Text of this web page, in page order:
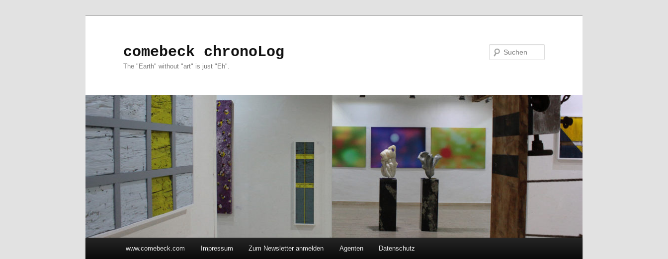
comebeck chronoLog
The "Earth" without "art" is just "Eh".
Zum Inhalt wechseln
Zum sekundären Inhalt wechseln
www.comebeck.com Impressum Zum Newsletter anmelden Agenten Datenschutz